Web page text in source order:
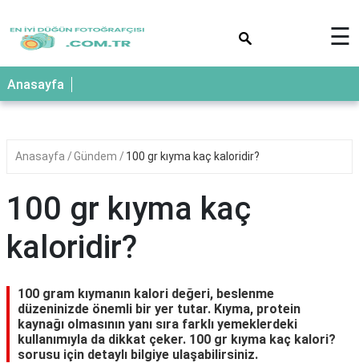
☰
Anasayfa
Anasayfa Gündem 100 gr kıyma kaç kaloridir?
100 gr kıyma kaç
kaloridir?
100 gram kıymanın kalori değeri, beslenme
düzeninizde önemli bir yer tutar. Kıyma, protein
kaynağı olmasının yanı sıra farklı yemeklerdeki
kullanımıyla da dikkat çeker. 100 gr kıyma kaç kalori?
sorusu için detaylı bilgiye ulaşabilirsiniz.